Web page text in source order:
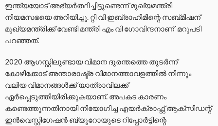
ഇന്ത്യയോട് അഭ്യര്‍ത്ഥിച്ചിട്ടുണ്ടെന്ന്‌ മുഖ്യമന്ത്രി
നിയമസഭയെ അറിയിച്ചു. റ്റി വി ഇബ്രാഹിമിന്റെ സബ്മിഷന്
മുഖ്യമന്ത്രിക്ക് വേണ്ടി മന്ത്രി എം വി ഗോവിന്ദനാണ്‌ മറുപടി
പറഞ്ഞത്‌.
2020 ആഗസ്റ്റിലുണ്ടായ വിമാന ദുരന്തത്തെ തുടര്‍ന്ന്‌
കോഴിക്കോട് അന്താരാഷ്ട്ര വിമാനത്താവളത്തില്‍ നിന്നും
വലിയ വിമാനങ്ങള്‍ക്ക് യാത്രാവിലക്ക്
ഏര്‍പ്പെടുത്തിയിരിക്കുകയാണ്. അപകട കാരണം
കണ്ടെത്തുന്നതിനായി നിയോഗിച്ച എയര്‍ക്രാഫ്റ്റ് ആക്‌സിഡന്റ്
ഇന്‍വെസ്റ്റിഗേഷന്‍ ബ്യൂറോയുടെ റിപ്പോര്‍ട്ടിന്റെ